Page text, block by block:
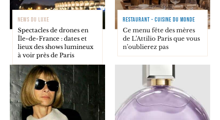
NEWS DU LUXE
Spectacles de drones en
Île-de-France : dates et
lieux des shows lumineux
à voir près de Paris
RESTAURANT - CUISINE DU MONDE
Ce menu fête des mères
de L’Attilio Paris que vous
n’oublierez pas